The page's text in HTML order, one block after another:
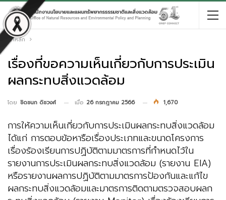
หน้าหลัก
เรื่องที่ขอความเห็นเกี่ยวกับการประเมิน
ผลกระทบสิ่งแวดล้อม
โดย ชิดชนก ดิชวงศ์ เมื่อ 26 กรกฎาคม 2566 1,670
การให้ความเห็นเกี่ยวกับการประเมินผลกระทบสิ่งแวดล้อม
ได้แก่ การตอบข้อหารือเรื่องประเภทและขนาดโครงการ
เรื่องร้องเรียนการปฏิบัติตามมาตรการที่กำหนดไว้ใน
รายงานการประเมินผลกระทบสิ่งแวดล้อม (รายงาน EIA)
หรือรายงานผลการปฏิบัติตามมาตรการป้องกันและแก้ไข
ผลกระทบสิ่งแวดล้อมและมาตรการติดตามตรวจสอบผลก